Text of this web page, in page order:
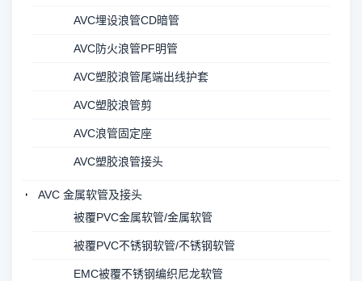
AVC埋设浪管CD暗管
AVC防火浪管PF明管
AVC塑胶浪管尾端出线护套
AVC塑胶浪管剪
AVC浪管固定座
AVC塑胶浪管接头
AVC 金属软管及接头
被覆PVC金属软管/金属软管
被覆PVC不锈钢软管/不锈钢软管
EMC被覆不锈钢编织尼龙软管